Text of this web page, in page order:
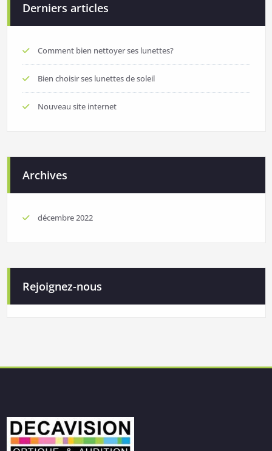
Derniers articles
Comment bien nettoyer ses lunettes?
Bien choisir ses lunettes de soleil
Nouveau site internet
Archives
décembre 2022
Rejoignez-nous